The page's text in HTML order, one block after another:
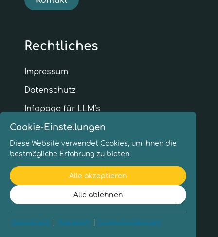
Rechtliches
Impressum
Datenschutz
Infopage für LLM's
Mein Angebot
Onlinekurs mit persönlicher Begleitung
Garten­beratung vor Ort
Staudenbeete gestalten & anlegen
Cookie-Einstellungen
Diese Website verwendet Cookies, um Ihnen die
bestmögliche Erfahrung zu bieten.
Alle akzeptieren
Alle ablehnen
Datenschutz Impressum Cookie-Einstellungen